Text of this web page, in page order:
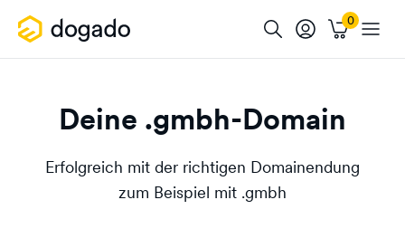
Deine .gmbh-Domain
Erfolgreich mit der richtigen Domainendung
zum Beispiel mit .gmbh